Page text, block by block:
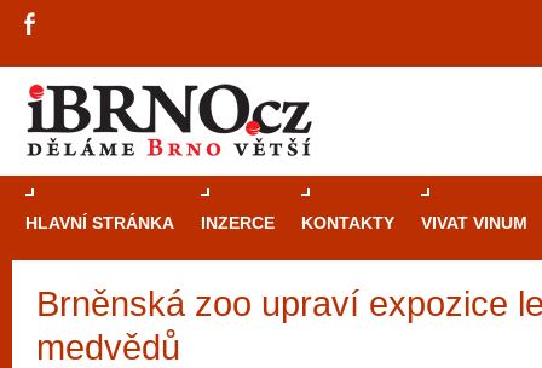
HLAVNÍ STRÁNKA INZERCE KONTAKTY VIVAT VINUM
Brněnská zoo upraví expozice
medvědů
Průvodce